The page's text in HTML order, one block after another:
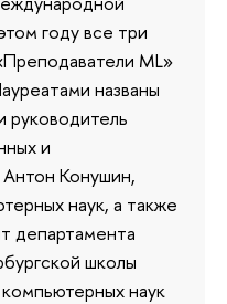
году все три
ML»
названы
руководитель
и
Конушин,
наук, а также
департамента
школы
наук